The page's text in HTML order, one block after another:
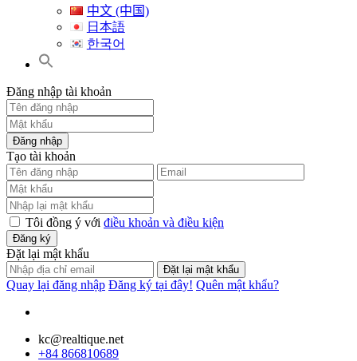
中文 (中国)
日本語
한국어
Đăng nhập tài khoản
Đăng nhập
Tạo tài khoản
Tôi đồng ý với điều khoản và điều kiện
Đăng ký
Đặt lại mật khẩu
Đặt lại mật khẩu
Quay lại đăng nhập Đăng ký tại đây! Quên mật khẩu?
kc@realtique.net
+84 866810689